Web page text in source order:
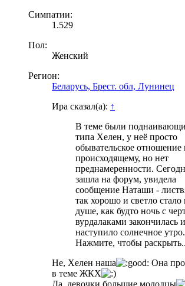
Симпатии:
1.529
Пол:
Женский
Регион:
Беларусь, Брест. обл, Лунинец
Ира сказал(а): ↑
В теме были
типа Хелен, у неё просто
обывательское отношение
происходящему, но нет
преднамеренности.
зашла на форум, увидела
сообщение Наташи -
так хорошо и светло стало
душе, как будто ночь с
вурдалаками закончилась и
наступило солнечное утро.
Нажмите, чтобы
Не, Хелен наша
Она
в теме ЖКХ
Да, девочки большие молодцы